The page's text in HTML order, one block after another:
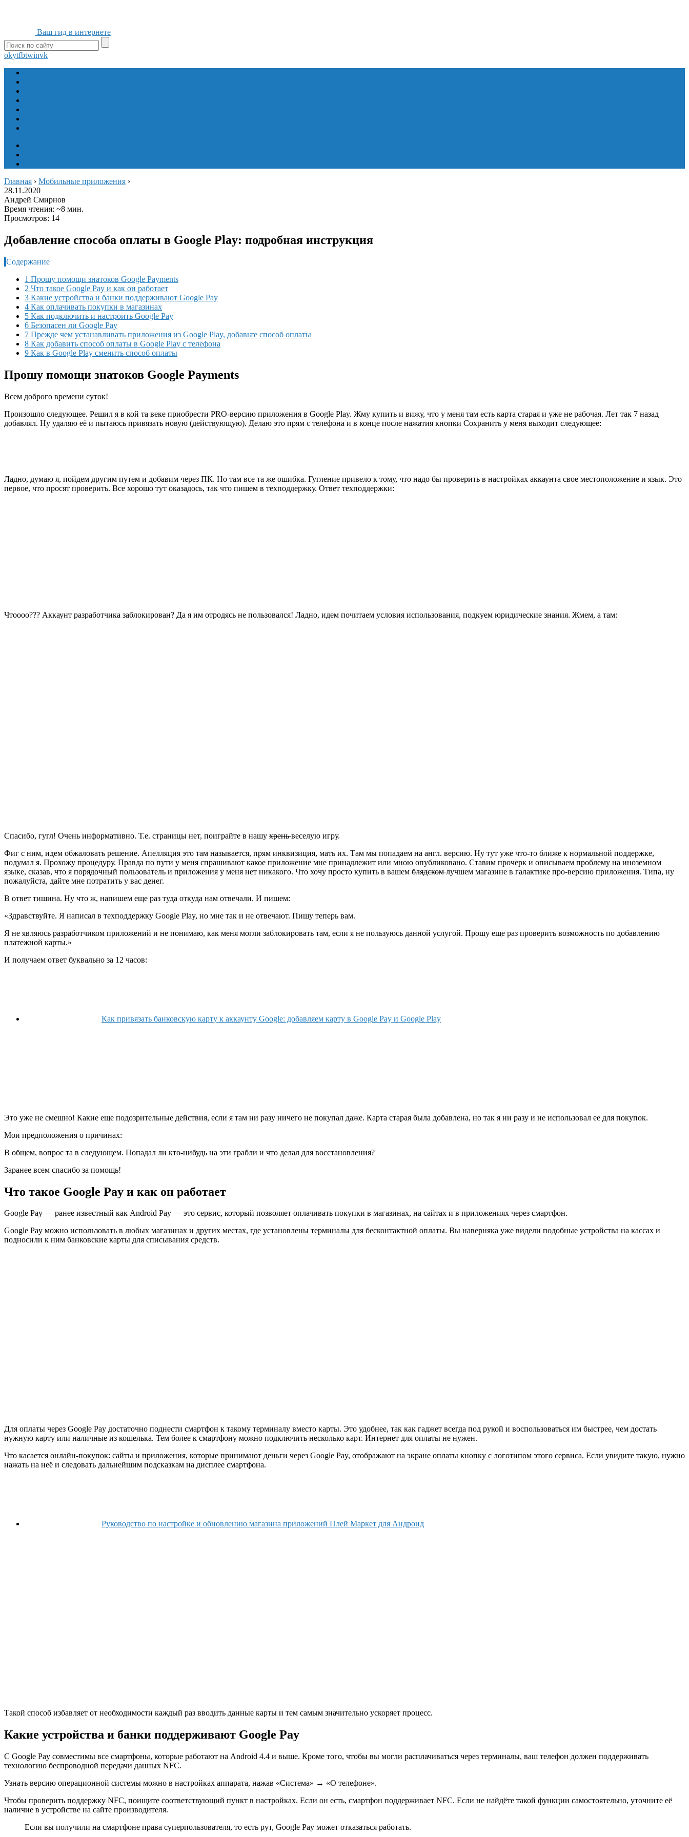
Ваш гид в интернете
okytfbtwinvk
Главная › Мобильные приложения ›
28.11.2020
Андрей Смирнов
Время чтения: ~8 мин.
Просмотров: 14
Добавление способа оплаты в Google Play: подробная инструкция
Содержание
1 Прошу помощи знатоков Google Payments
2 Что такое Google Pay и как он работает
3 Какие устройства и банки поддерживают Google Pay
4 Как оплачивать покупки в магазинах
5 Как подключить и настроить Google Pay
6 Безопасен ли Google Pay
7 Прежде чем устанавливать приложения из Google Play, добавьте способ оплаты
8 Как добавить способ оплаты в Google Play с телефона
9 Как в Google Play сменить способ оплаты
Прошу помощи знатоков Google Payments
Всем доброго времени суток!
Произошло следующее. Решил я в кой та веке приобрести PRO-версию приложения в Google Play. Жму купить и вижу, что у меня там есть карта старая и уже не рабочая. Лет так 7 назад
добавлял. Ну удаляю её и пытаюсь привязать новую (действующую). Делаю это прям с телефона и в конце после нажатия кнопки Сохранить у меня выходит следующее:
Ладно, думаю я, пойдем другим путем и добавим через ПК. Но там все та же ошибка. Гугление привело к тому, что надо бы проверить в настройках аккаунта свое местоположение и язык. Это
первое, что просят проверить. Все хорошо тут оказадось, так что пишем в техподдержку. Ответ техподдержки:
Чтоооо??? Аккаунт разработчика заблокирован? Да я им отродясь не пользовался! Ладно, идем почитаем условия использования, подкуем юридические знания. Жмем, а там:
Спасибо, гугл! Очень информативно. Т.е. страницы нет, поиграйте в нашу хреньвеселую игру.
Фиг с ним, идем обжаловать решение. Апелляция это там называется, прям инквизиция, мать их. Там мы попадаем на англ. версию. Ну тут уже что-то ближе к нормальной поддержке,
подумал я. Прохожу процедуру. Правда по пути у меня спрашивают какое приложение мне принадлежит или мною опубликовано. Ставим прочерк и описываем проблему на иноземном
языке, сказав, что я порядочный пользователь и приложения у меня нет никакого. Что хочу просто купить в вашем блядскомлучшем магазине в галактике про-версию приложения. Типа, ну
пожалуйста, дайте мне потратить у вас денег.
В ответ тишина. Ну что ж, напишем еще раз туда откуда нам отвечали. И пишем:
«Здравствуйте. Я написал в техподдержку Google Play, но мне так и не отвечают. Пишу теперь вам.
Я не являюсь разработчиком приложений и не понимаю, как меня могли заблокировать там, если я не пользуюсь данной услугой. Прошу еще раз проверить возможность по добавлению
платежной карты.»
И получаем ответ буквально за 12 часов:
Как привязать банковскую карту к аккаунту Google: добавляем карту в Google Pay и Google Play
Это уже не смешно! Какие еще подозрительные действия, если я там ни разу ничего не покупал даже. Карта старая была добавлена, но так я ни разу и не использовал ее для покупок.
Мои предположения о причинах:
В общем, вопрос та в следующем. Попадал ли кто-нибудь на эти грабли и что делал для восстановления?
Заранее всем спасибо за помощь!
Что такое Google Pay и как он работает
Google Pay — ранее известный как Android Pay — это сервис, который позволяет оплачивать покупки в магазинах, на сайтах и в приложениях через смартфон.
Google Pay можно использовать в любых магазинах и других местах, где установлены терминалы для бесконтактной оплаты. Вы наверняка уже видели подобные устройства на кассах и
подносили к ним банковские карты для списывания средств.
Для оплаты через Google Pay достаточно поднести смартфон к такому терминалу вместо карты. Это удобнее, так как гаджет всегда под рукой и воспользоваться им быстрее, чем достать
нужную карту или наличные из кошелька. Тем более к смартфону можно подключить несколько карт. Интернет для оплаты не нужен.
Что касается онлайн-покупок: сайты и приложения, которые принимают деньги через Google Pay, отображают на экране оплаты кнопку с логотипом этого сервиса. Если увидите такую, нужно
нажать на неё и следовать дальнейшим подсказкам на дисплее смартфона.
Руководство по настройке и обновлению магазина приложений Плей Маркет для Андроид
Такой способ избавляет от необходимости каждый раз вводить данные карты и тем самым значительно ускоряет процесс.
Какие устройства и банки поддерживают Google Pay
С Google Pay совместимы все смартфоны, которые работают на Android 4.4 и выше. Кроме того, чтобы вы могли расплачиваться через терминалы, ваш телефон должен поддерживать
технологию беспроводной передачи данных NFC.
Узнать версию операционной системы можно в настройках аппарата, нажав «Система» → «О телефоне».
Чтобы проверить поддержку NFC, поищите соответствующий пункт в настройках. Если он есть, смартфон поддерживает NFC. Если не найдёте такой функции самостоятельно, уточните её
наличие в устройстве на сайте производителя.
Если вы получили на смартфоне права суперпользователя, то есть рут, Google Pay может отказаться работать.